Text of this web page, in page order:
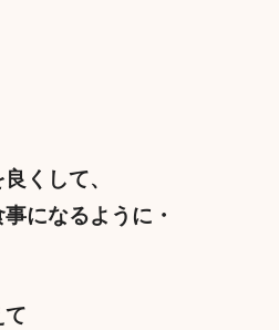
くして、
になるように・
て